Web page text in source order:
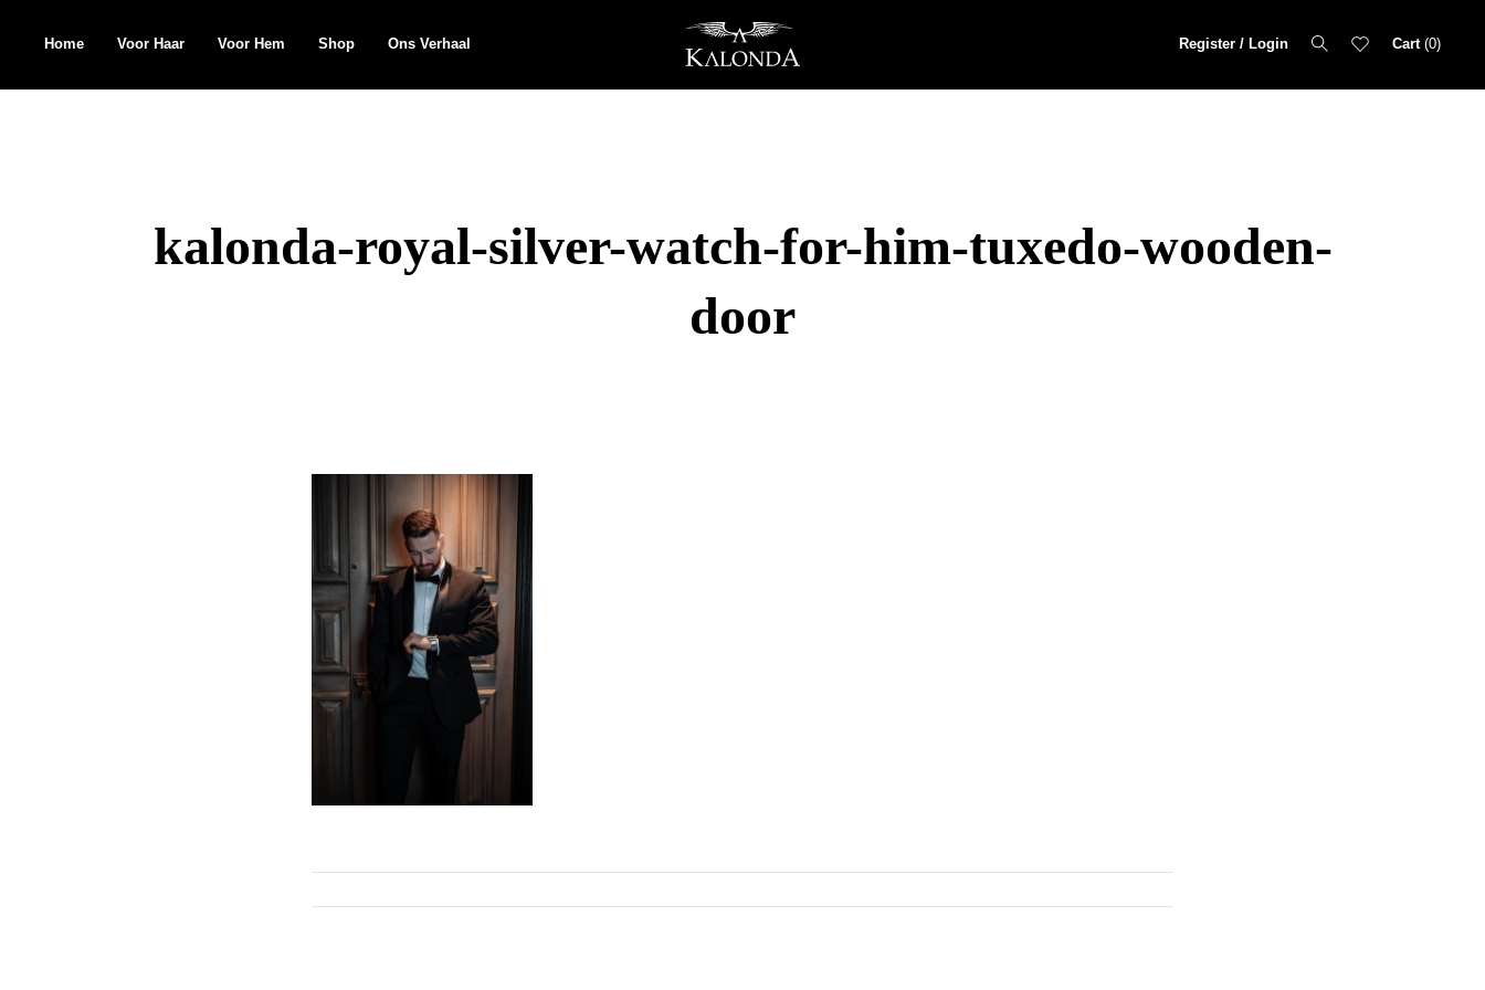
Register / Login Cart 0
Home Voor Haar Voor Hem Shop Ons Verhaal
kalonda-royal-silver-watch-for-him-tuxedo-wooden-
door